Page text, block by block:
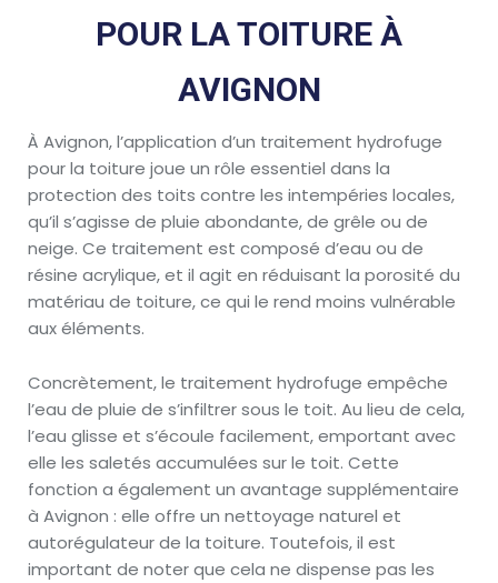
POUR LA TOITURE À
AVIGNON
À Avignon, l’application d’un traitement hydrofuge
pour la toiture joue un rôle essentiel dans la
protection des toits contre les intempéries locales,
qu’il s’agisse de pluie abondante, de grêle ou de
neige. Ce traitement est composé d’eau ou de
résine acrylique, et il agit en réduisant la porosité du
matériau de toiture, ce qui le rend moins vulnérable
aux éléments.
Concrètement, le traitement hydrofuge empêche
l’eau de pluie de s’infiltrer sous le toit. Au lieu de cela,
l’eau glisse et s’écoule facilement, emportant avec
elle les saletés accumulées sur le toit. Cette
fonction a également un avantage supplémentaire
à Avignon : elle offre un nettoyage naturel et
autorégulateur de la toiture. Toutefois, il est
important de noter que cela ne dispense pas les